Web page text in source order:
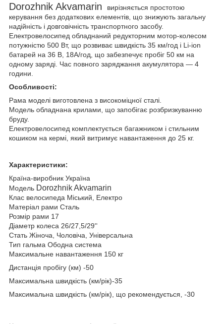
Dorozhnik Akvamarin
вирізняється простотою
керування без додаткових елементів, що знижують загальну
надійність і довговічність транспортного засобу.
Електровелосипед обладнаний редукторним мотор-колесом
потужністю 500 Вт, що розвиває швидкість 35 км/год і Li-ion
батарей на 36 В, 18А/год, що забезпечує пробіг 50 км на
одному заряді. Час повного заряджання акумулятора — 4
години.
Особливості:
Рама моделі виготовлена з високоміцної сталі.
Модель обладнана крилами, що запобігає розбризкуванню
бруду.
Електровелосипед комплектується багажником і стильним
кошиком на кермі, який витримує навантаження до 25 кг.
Характеристики:
Країна-виробник Україна
Модель Dorozhnik Akvamarin
Клас велосипеда Міський, Електро
Матеріал рами Сталь
Розмір рами 17
Діаметр колеса 26/27,5/29''
Стать Жіноча, Чоловіча, Універсальна
Тип гальма Ободна система
Максимальне навантаження 150 кг
Дистанція пробігу (км) -50
Максимальна швидкість (км/рік)-35
Максимальна швидкість (км/рік), що рекомендується, -30